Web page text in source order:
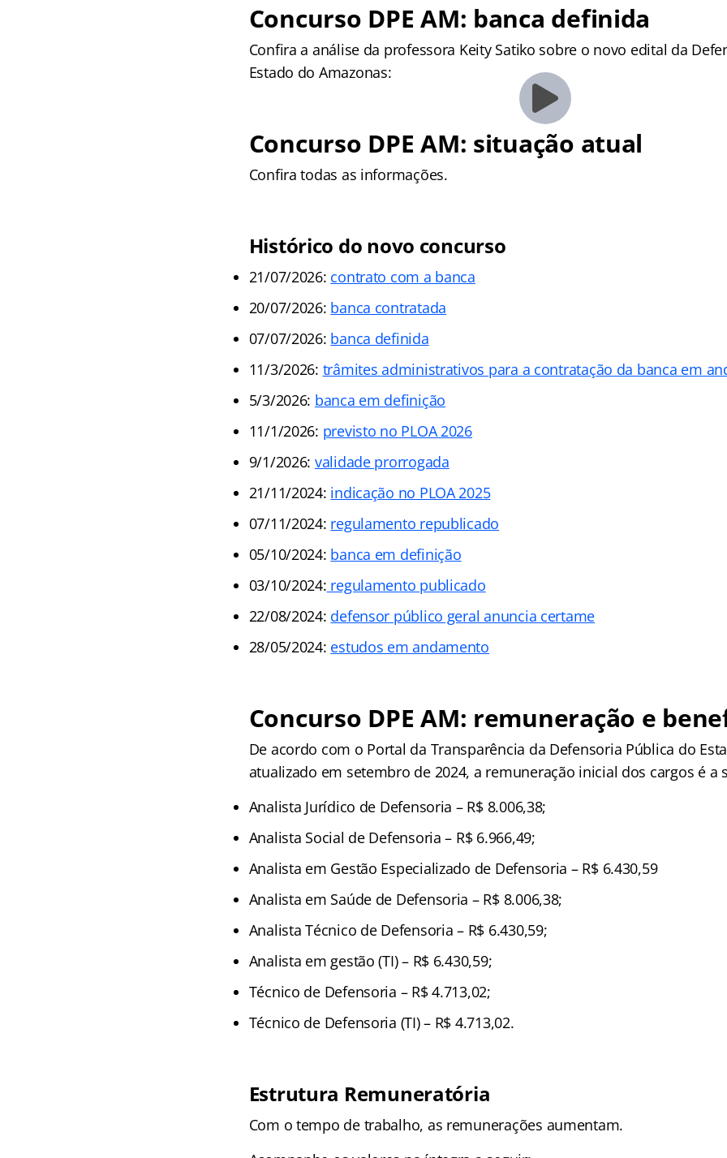
Concurso DPE AM: banca definida
Confira a análise da professora Keity Satiko sobre o novo edital da
Estado do Amazonas:
Concurso DPE AM: situação atual
Confira todas as informações.
Histórico do novo concurso
21/07/2026: contrato com a banca
20/07/2026: banca contratada
07/07/2026: banca definida
11/3/2026: trâmites administrativos para a contratação da banca em
5/3/2026: banca em definição
11/1/2026: previsto no PLOA 2026
9/1/2026: validade prorrogada
21/11/2024: indicação no PLOA 2025
07/11/2024: regulamento republicado
05/10/2024: banca em definição
03/10/2024: regulamento publicado
22/08/2024: defensor público geral anuncia certame
28/05/2024: estudos em andamento
Concurso DPE AM: remuneração e
De acordo com o Portal da Transparência da Defensoria Pública do
atualizado em setembro de 2024, a remuneração inicial dos cargos é a
Analista Jurídico de Defensoria – R$ 8.006,38;
Analista Social de Defensoria – R$ 6.966,49;
Analista em Gestão Especializado de Defensoria – R$ 6.430,59
Analista em Saúde de Defensoria – R$ 8.006,38;
Analista Técnico de Defensoria – R$ 6.430,59;
Analista em gestão (TI) – R$ 6.430,59;
Técnico de Defensoria – R$ 4.713,02;
Técnico de Defensoria (TI) – R$ 4.713,02.
Estrutura Remuneratória
Com o tempo de trabalho, as remunerações aumentam.